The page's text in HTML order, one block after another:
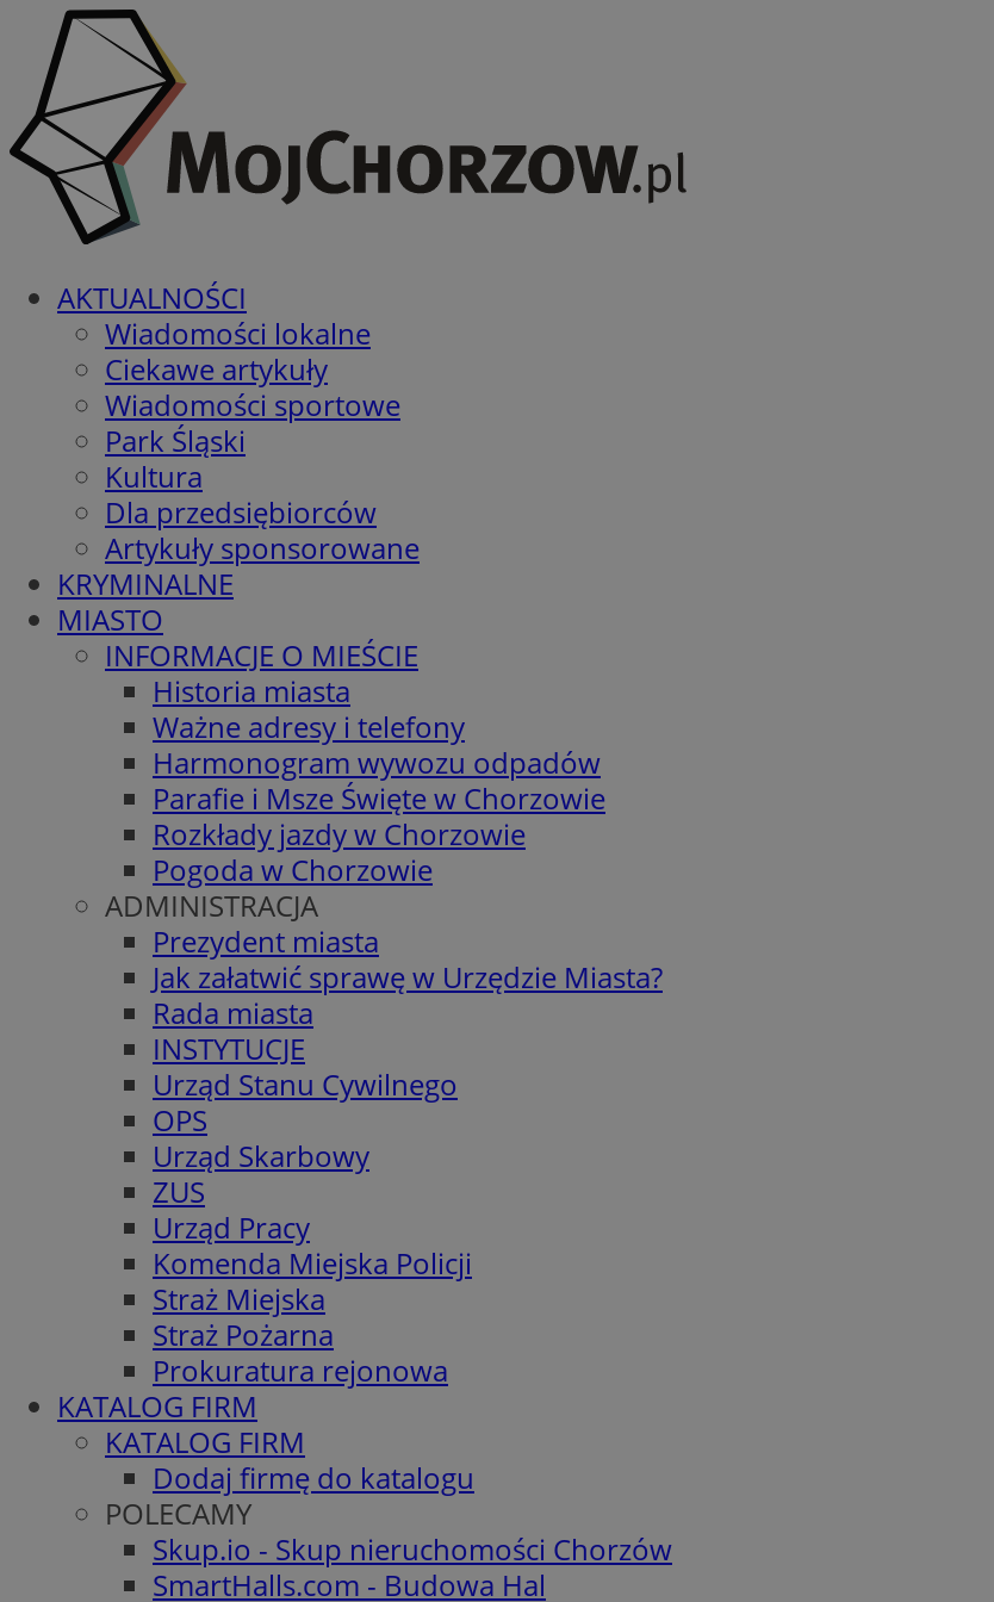
AKTUALNOŚCI
Wiadomości lokalne
Ciekawe artykuły
Wiadomości sportowe
Park Śląski
Kultura
Dla przedsiębiorców
Artykuły sponsorowane
KRYMINALNE
MIASTO
INFORMACJE O MIEŚCIE
Historia miasta
Ważne adresy i telefony
Harmonogram wywozu odpadów
Parafie i Msze Święte w Chorzowie
Rozkłady jazdy w Chorzowie
Pogoda w Chorzowie
ADMINISTRACJA
Prezydent miasta
Jak załatwić sprawę w Urzędzie Miasta?
Rada miasta
INSTYTUCJE
Urząd Stanu Cywilnego
OPS
Urząd Skarbowy
ZUS
Urząd Pracy
Komenda Miejska Policji
Straż Miejska
Straż Pożarna
Prokuratura rejonowa
KATALOG FIRM
KATALOG FIRM
Dodaj firmę do katalogu
POLECAMY
Skup.io - Skup nieruchomości Chorzów
SmartHalls.com - Budowa Hal